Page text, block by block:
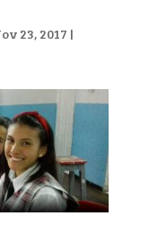
23, 2017 |